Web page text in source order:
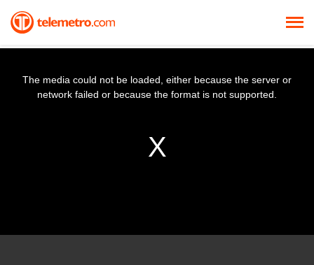
The media could not be loaded, either because the server or
network failed or because the format is not supported.